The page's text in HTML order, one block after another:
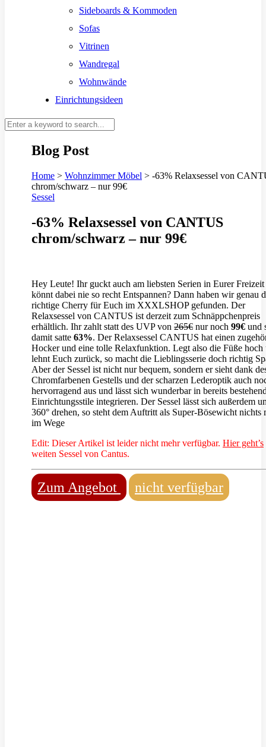
Sideboards & Kommoden
Sofas
Vitrinen
Wandregal
Wohnwände
Einrichtungsideen
Blog Post
Home > Wohnzimmer Möbel > -63% Relaxsessel von
chrom/schwarz – nur 99€
Sessel
-63% Relaxsessel von CANTUS
chrom/schwarz – nur 99€
Hey Leute! Ihr guckt auch am liebsten Serien in Eurer Freizeit
könnt dabei nie so recht Entspannen? Dann haben wir genau
richtige Cherry für Euch im XXXLSHOP gefunden. Der
Relaxsessel von CANTUS ist derzeit zum Schnäppchenpreis
erhältlich. Ihr zahlt statt des UVP von 265€ nur noch 99€ und
damit satte 63%. Der Relaxsessel CANTUS hat einen
Hocker und eine tolle Relaxfunktion. Legt also die Füße hoch
lehnt Euch zurück, so macht die Lieblingsserie doch richtig
Aber der Sessel ist nicht nur bequem, sondern er sieht dank
Chromfarbenen Gestells und der scharzen Lederoptik auch
hervorragend aus und lässt sich wunderbar in bereits
Einrichtungsstile integrieren. Der Sessel lässt sich außerdem
360° drehen, so steht dem Auftritt als Super-Bösewicht nichts
im Wege
Edit: Dieser Artikel ist leider nicht mehr verfügbar. Hier geht’s
weiten Sessel von Cantus.
Zum Angebot nicht verfügbar